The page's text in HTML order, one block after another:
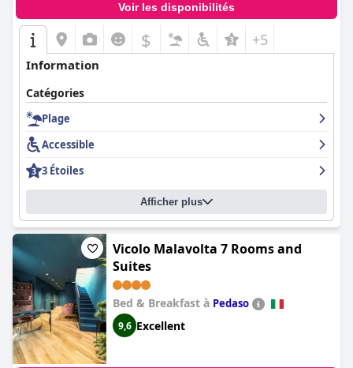
Voir les disponibilités
$ +5
Information
Catégories
Plage
Accessible
3 Étoiles
Afficher plus
Vicolo Malavolta 7 Rooms and
Suites
Bed & Breakfast à Pedaso
9,6 Excellent